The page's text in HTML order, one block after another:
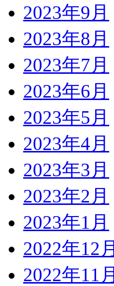
2023年9月
2023年8月
2023年7月
2023年6月
2023年5月
2023年4月
2023年3月
2023年2月
2023年1月
2022年12月
2022年11月